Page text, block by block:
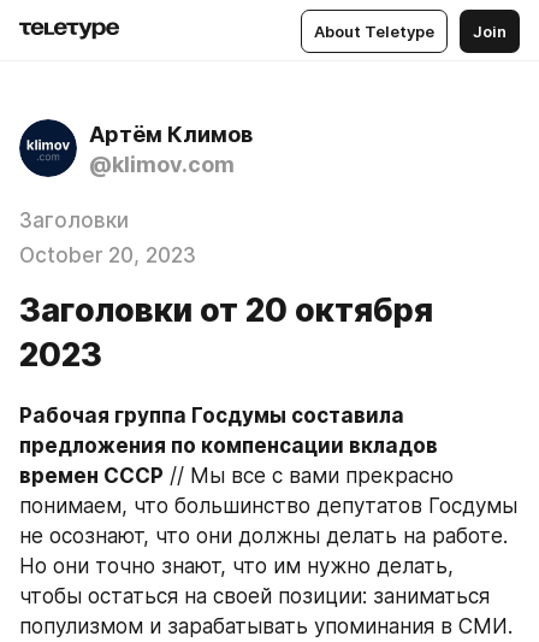
About Teletype Join
Артём Климов
@klimov.com
Заголовки
October 20, 2023
Заголовки от 20 октября
2023
Рабочая группа Госдумы составила
предложения по компенсации вкладов
времен СССР // Мы все с вами прекрасно
понимаем, что большинство депутатов Госдумы
не осознают, что они должны делать на работе.
Но они точно знают, что им нужно делать,
чтобы остаться на своей позиции: заниматься
популизмом и зарабатывать упоминания в СМИ.